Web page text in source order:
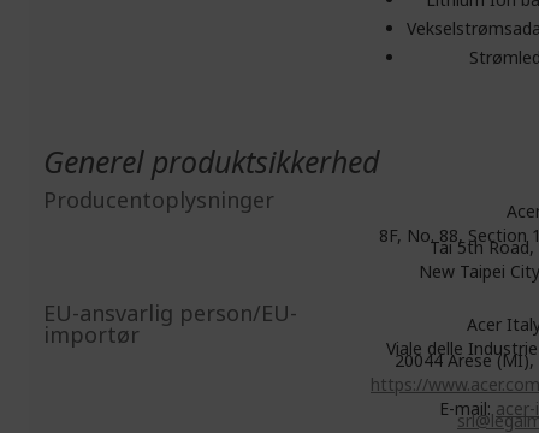
Generel produktsikkerhed
Producentoplysninger
8F, No. 88, Section
Tai 5th Road,
New Taipei
EU-ansvarlig person/EU-
importør
Acer
Viale delle
20044 Arese
https://
E-mail: